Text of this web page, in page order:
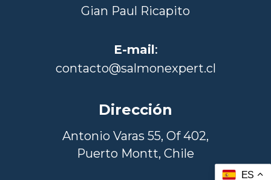
Gian Paul Ricapito
E-mail:
contacto@salmonexpert.cl
Dirección
Antonio Varas 55, Of 402,
Puerto Montt, Chile
ES